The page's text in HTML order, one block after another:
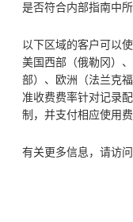
是否符合内部指南中
以下区域的客户可以
美国西部（俄勒冈）
部）、欧洲（法兰克
准收费费率针对记录
制，并支付相应使用
有关更多信息，请访问